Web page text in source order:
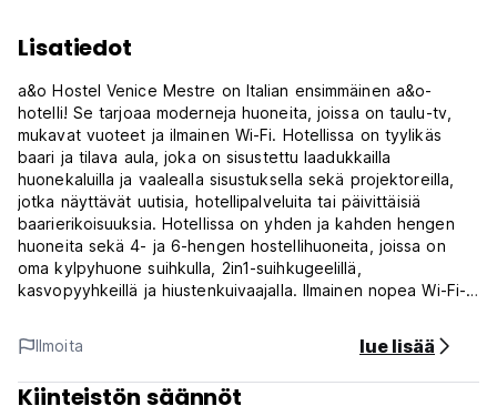
Lisatiedot
a&o Hostel Venice Mestre on Italian ensimmäinen a&o-
hotelli! Se tarjoaa moderneja huoneita, joissa on taulu-tv,
mukavat vuoteet ja ilmainen Wi-Fi. Hotellissa on tyylikäs
baari ja tilava aula, joka on sisustettu laadukkailla
huonekaluilla ja vaalealla sisustuksella sekä projektoreilla,
jotka näyttävät uutisia, hotellipalveluita tai päivittäisiä
baarierikoisuuksia. Hotellissa on yhden ja kahden hengen
huoneita sekä 4- ja 6-hengen hostellihuoneita, joissa on
oma kylpyhuone suihkulla, 2in1-suihkugeelillä,
kasvopyyhkeillä ja hiustenkuivaajalla. Ilmainen nopea Wi-Fi-
kiinteistössä.
A&o Hostel Venice Mestre tarjoaa buffetaamiaisen joka
aamu sekä lounaspaketteja. Välipaloja, pizzaa, voileipiä ja
Ilmoita lue lisää
Kiinteistön säännöt